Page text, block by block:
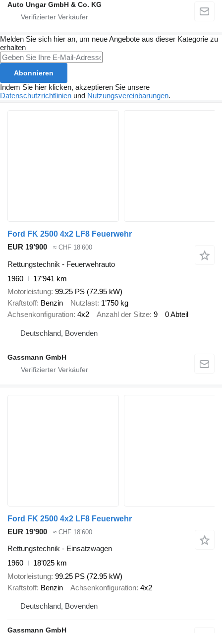
Auto Ungar GmbH & Co. KG
Melden Sie sich hier an, um neue Angebote aus dieser Kategorie zu
erhalten
Abonnieren
Indem Sie hier klicken, akzeptieren Sie unsere
Datenschutzrichtlinien und Nutzungsvereinbarungen.
Ford FK 2500 4x2 LF8 Feuerwehr
EUR 19’900
≈ CHF 18’600
Rettungstechnik - Feuerwehrauto
1960
17’941 km
Motorleistung 99.25 PS (72.95 kW)
Kraftstoff Benzin Nutzlast 1’750 kg
Achsenkonfiguration 4x2 Anzahl der Sitze 9 0 Abteil
Deutschland, Bovenden
Gassmann GmbH
Ford FK 2500 4x2 LF8 Feuerwehr
EUR 19’900
≈ CHF 18’600
Rettungstechnik - Einsatzwagen
1960
18’025 km
Motorleistung 99.25 PS (72.95 kW)
Kraftstoff Benzin Achsenkonfiguration 4x2
Deutschland, Bovenden
Gassmann GmbH